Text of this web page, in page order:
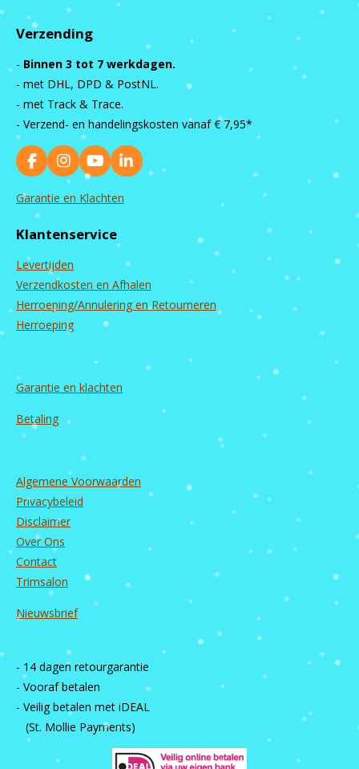
Verzending
- Binnen 3 tot 7 werkdagen.
- met DHL, DPD & PostNL.
- met Track & Trace.
- Verzend- en handelingskosten vanaf € 7,95*
F
a
c
e
o
k
I
n
s
g
a
m
Y
o
u
b
L
i
n
Garantie en Klachten
Klantenservice
Levertijden
Verzendkosten en Afhalen
Herroeping/Annulering en Retourneren
Herroeping
Garantie en klachten
Betaling
Algemene Voorwaarden
Privacybeleid
Disclaimer
Over Ons
Contact
Trimsalon
Nieuwsbrief
- 14 dagen retourgarantie
- Vooraf betalen
- Veilig betalen met iDEAL
(St. Mollie Payments)